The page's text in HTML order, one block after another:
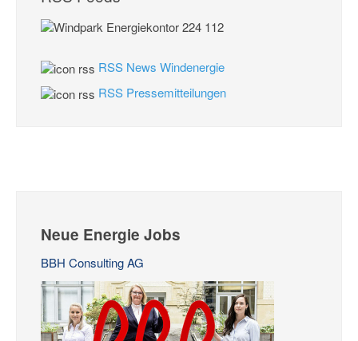
RSS News Windenergie
RSS Pressemitteilungen
Neue Energie Jobs
BBH Consulting AG